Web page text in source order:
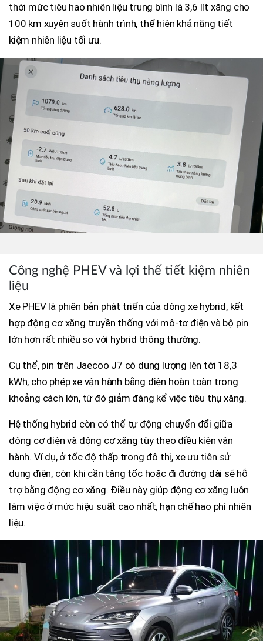
thời mức tiêu hao nhiên liệu trung bình là 3,6 lít xăng cho
100 km xuyên suốt hành trình, thể hiện khả năng tiết
kiệm nhiên liệu tối ưu.
Công nghệ PHEV và lợi thế tiết kiệm nhiên
liệu
Xe PHEV là phiên bản phát triển của dòng xe hybrid, kết
hợp động cơ xăng truyền thống với mô-tơ điện và bộ pin
lớn hơn rất nhiều so với hybrid thông thường.
Cụ thể, pin trên Jaecoo J7 có dung lượng lên tới 18,3
kWh, cho phép xe vận hành bằng điện hoàn toàn trong
khoảng cách lớn, từ đó giảm đáng kể việc tiêu thụ xăng.
Hệ thống hybrid còn có thể tự động chuyển đổi giữa
động cơ điện và động cơ xăng tùy theo điều kiện vận
hành. Ví dụ, ở tốc độ thấp trong đô thị, xe ưu tiên sử
dụng điện, còn khi cần tăng tốc hoặc đi đường dài sẽ hỗ
trợ bằng động cơ xăng. Điều này giúp động cơ xăng luôn
làm việc ở mức hiệu suất cao nhất, hạn chế hao phí nhiên
liệu.